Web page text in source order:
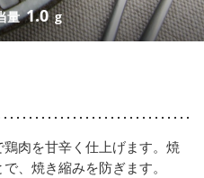
量1.0 g
肉を甘辛く仕上げます。焼
、焼き縮みを防ぎます。